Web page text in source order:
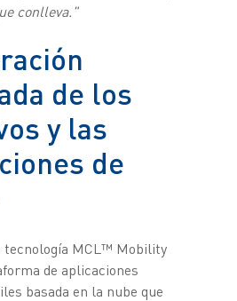
conlleva."
de los
y las
de
tecnología MCL™ Mobility
de aplicaciones
basada en la nube que